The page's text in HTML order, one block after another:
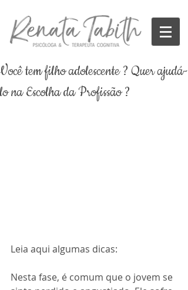
Você tem filho adolescente ? Quer ajudá-
lo na Escolha da Profissão ?
Leia aqui algumas dicas:
Nesta fase, é comum que o jovem se